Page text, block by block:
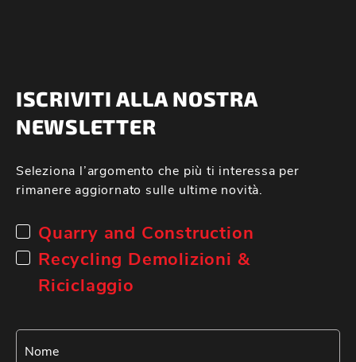
ISCRIVITI ALLA NOSTRA
NEWSLETTER
Seleziona l’argomento che più ti interessa per
rimanere aggiornato sulle ultime novità.
Quarry and Construction
Recycling Demolizioni &
Riciclaggio